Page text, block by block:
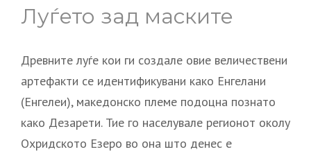
Луѓето зад маските
Древните луѓе кои ги создале овие величествени
артефакти се идентификувани како Енгелани
(Енгелеи), македонско племе подоцна познато
како Дезарети. Тие го населувале регионот околу
Охридското Езеро во она што денес е